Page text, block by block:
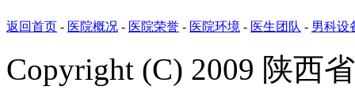
返回首页 - 医院概况 - 医院荣誉 - 医院环境 - 医生团队 - 男科设
Copyright (C) 2009 陕西